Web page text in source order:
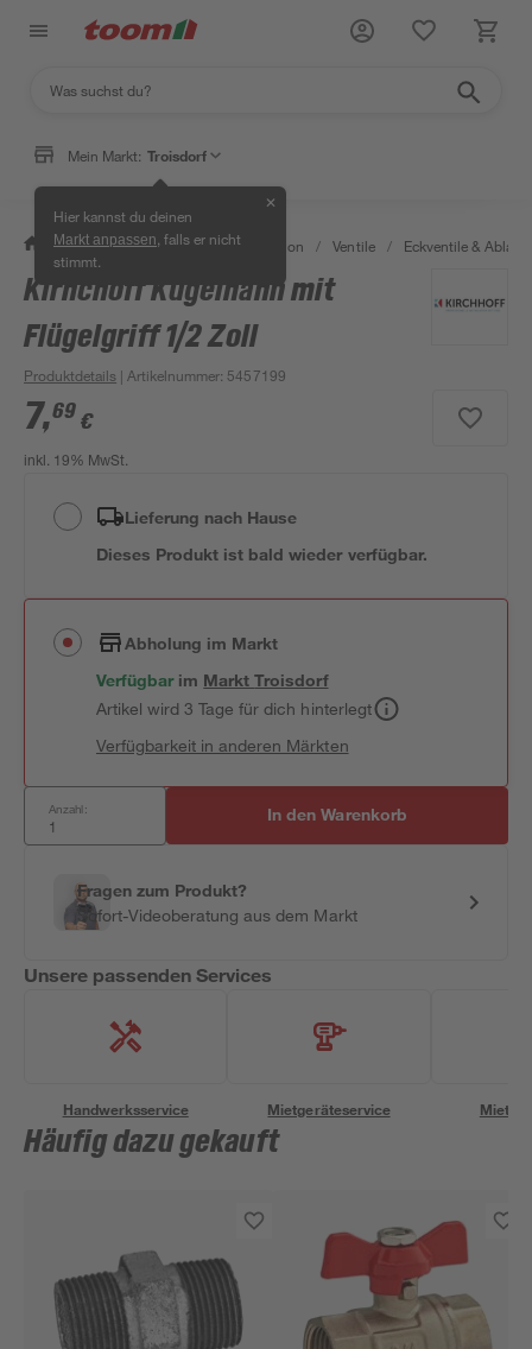
Mein Markt: Troisdorf
Hier kannst du deinen
Markt anpassen , falls er nicht
stimmt.
✕
/ Bad & Sanitär / Sanitärinstallation / Ventile / Eckventile &
Kirhchoff Kugelhahn mit
Flügelgriff 1/2 Zoll
Produktdetails | Artikelnummer: 5457199
7,69 €
inkl. 19% MwSt.
Lieferung nach Hause
Dieses Produkt ist bald wieder verfügbar.
Abholung im Markt
Verfügbar im MarktTroisdorf
Artikel wird 3 Tage für dich hinterlegt
Verfügbarkeit in anderen Märkten
Anzahl: In den Warenkorb
Fragen zum Produkt?
Sofort-Videoberatung aus dem Markt
Unsere passenden Services
Handwerksservice Mietgeräteservice
Häufig dazu gekauft